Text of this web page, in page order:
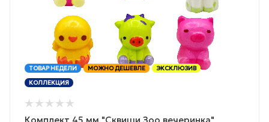
ТОВАР НЕДЕЛИ МОЖНО ДЕШЕВЛЕ
ЭКСКЛЮЗИВ
КОЛЛЕКЦИЯ